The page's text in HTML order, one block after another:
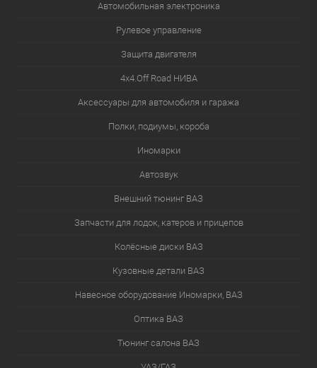
Автомобильная электроника
Рулевое управление
Защита двигателя
4х4.Off Road НИВА
Аксессуары для автомобиля и гаража
Полки, подиумы, короба
Иномарки
Автозвук
Внешний тюнинг ВАЗ
Запчасти для лодок, катеров и прицепов
Колёсные диски ВАЗ
Кузовные детали ВАЗ
Навесное оборудование Иномарки, ВАЗ
Оптика ВАЗ
Тюнинг салона ВАЗ